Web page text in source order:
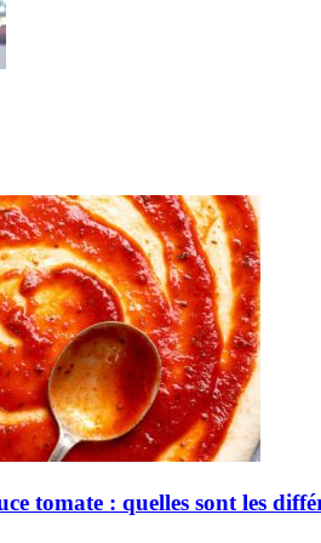
tomate : quelles sont les